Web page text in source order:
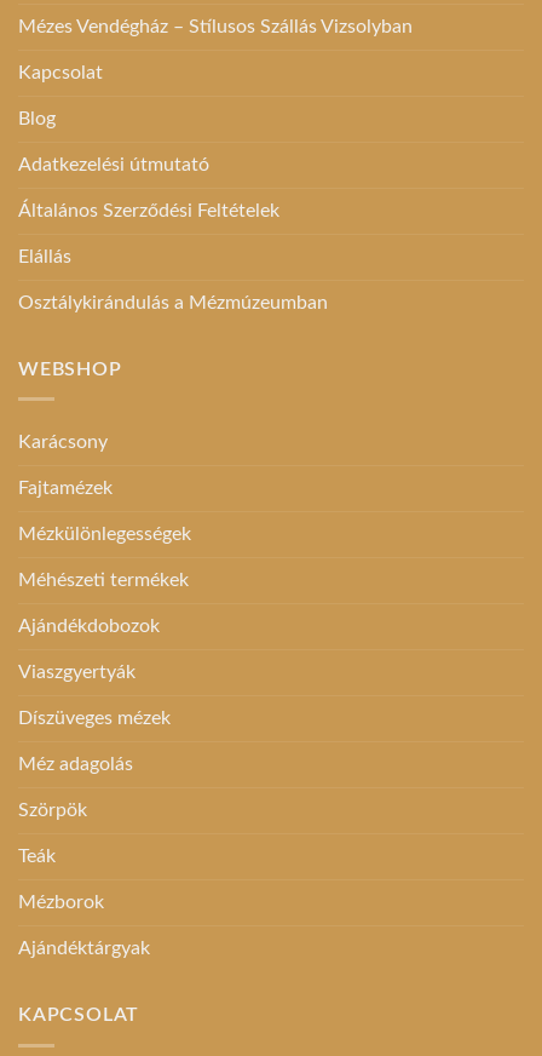
Mézes Vendégház – Stílusos Szállás Vizsolyban
Kapcsolat
Blog
Adatkezelési útmutató
Általános Szerződési Feltételek
Elállás
Osztálykirándulás a Mézmúzeumban
WEBSHOP
Karácsony
Fajtamézek
Mézkülönlegességek
Méhészeti termékek
Ajándékdobozok
Viaszgyertyák
Díszüveges mézek
Méz adagolás
Szörpök
Teák
Mézborok
Ajándéktárgyak
KAPCSOLAT